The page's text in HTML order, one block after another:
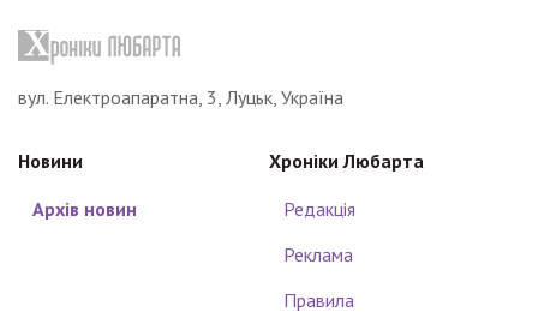
вул. Електроапаратна, 3, Луцьк, Україна
Новини
Архів новин
Хроніки Любарта
Редакція
Реклама
Правила